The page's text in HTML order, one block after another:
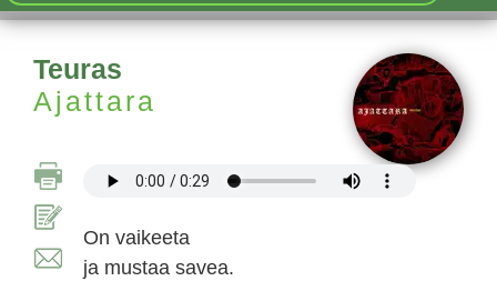
Teuras
Ajattara
On vaikeeta
ja mustaa savea.